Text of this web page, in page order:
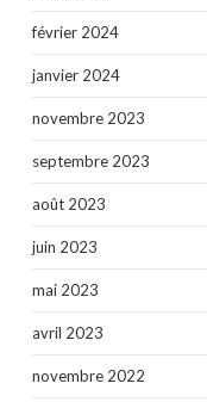
février 2024
janvier 2024
novembre 2023
septembre 2023
août 2023
juin 2023
mai 2023
avril 2023
novembre 2022